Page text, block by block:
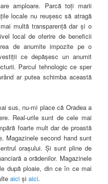
amploare. Parcă toţi marii
locale nu reuşesc să atragă
multă transparenţă dar şi o
local de oferire de beneficii
de anumite impozite pe o
ce depăşesc un anumit
Parcul tehnologic ce sper
ar putea schimba această
sus, nu-mi place că Oradea a
Real-urile sunt de cele mai
foarte mult dar de proastă
Magazinele second hand sunt
oraşului. Şi sunt pline de
a orădenilor. Magazinele
după ploaie, din ce în ce mai
aici şiaici.